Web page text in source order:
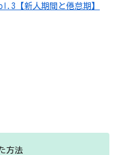
【新人期間と倦怠期】
方法